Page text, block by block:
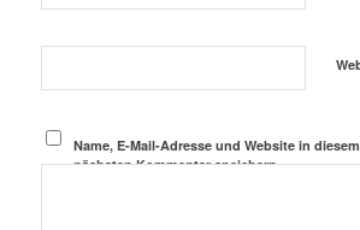
Name, E-Mail-Adresse und Website in
nächsten Kommentar speichern.